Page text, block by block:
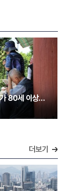
80세 이상…
더보기